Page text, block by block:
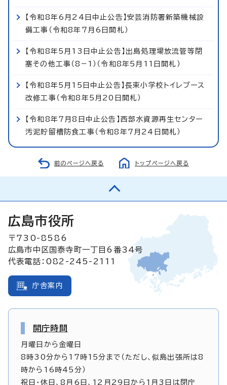
【令和8年6月24日中止公告】安芸消防署新築機械設
備工事（令和8年7月6日開札）
【令和8年5月13日中止公告】出島処理場放流管等閉
塞その他工事（8−1）（令和8年5月11日開札）
【令和8年5月15日中止公告】長束小学校トイレブース
改修工事（令和8年5月20日開札）
【令和8年7月8日中止公告】西部水資源再生センター
汚泥貯留槽防食工事（令和8年7月24日開札）
前のページへ戻る トップページへ戻る
広島市役所
〒730-8586
広島市中区国泰寺町一丁目6番34号
代表電話：082-245-2111
庁舎案内
開庁時間
月曜日から金曜日
8時30分から17時15分まで（ただし、似島出張所は8
時から16時45分）
祝日・休日、8月6日、12月29日から1月3日は閉庁